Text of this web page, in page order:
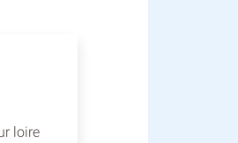
loire